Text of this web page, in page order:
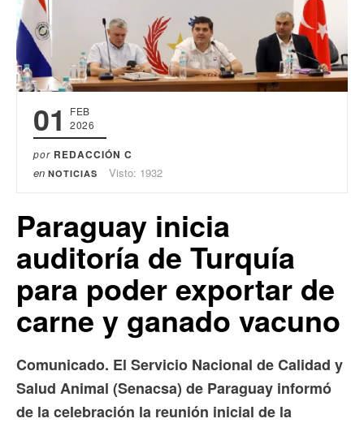
01
FEB
2026
por REDACCIÓN C
en NOTICIAS Visto: 1932
Paraguay inicia
auditoría de Turquía
para poder exportar de
carne y ganado vacuno
Comunicado. El Servicio Nacional de Calidad y
Salud Animal (Senacsa) de Paraguay informó
de la celebración la reunión inicial de la